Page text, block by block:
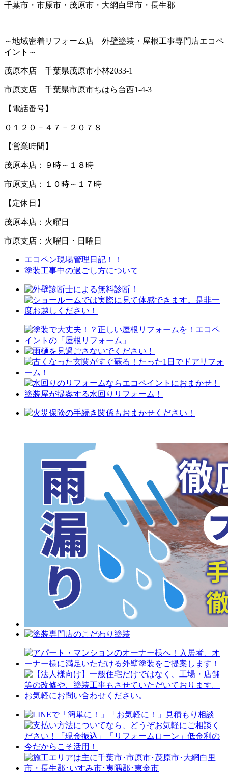
千葉市・市原市・茂原市・大網白里市・長生郡
～地域密着リフォーム店 外壁塗装・屋根工事専門店エコペ
イント～
茂原本店 千葉県茂原市小林2033-1
市原支店 千葉県市原市ちはら台西1-4-3
【電話番号】
０１２０－４７－２０７８
【営業時間】
茂原本店：９時～１８時
市原支店：１０時～１７時
【定休日】
茂原本店：火曜日
市原支店：火曜日・日曜日
エコペン現場管理日記！！
塗装工事中の過ごし方について